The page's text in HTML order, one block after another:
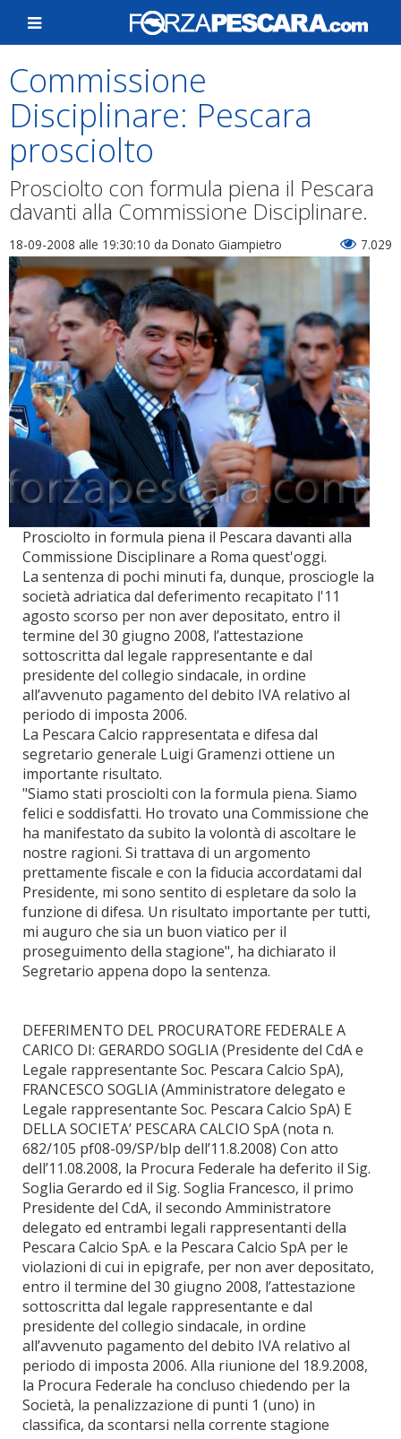
Commissione
Disciplinare: Pescara
prosciolto
Prosciolto con formula piena il Pescara
davanti alla Commissione Disciplinare.
18-09-2008 alle 19:30:10 da Donato Giampietro 7.029
Prosciolto in formula piena il Pescara davanti alla
Commissione Disciplinare a Roma quest'oggi.
La sentenza di pochi minuti fa, dunque, prosciogle la
società adriatica dal deferimento recapitato l'11
agosto scorso per non aver depositato, entro il
termine del 30 giugno 2008, l’attestazione
sottoscritta dal legale rappresentante e dal
presidente del collegio sindacale, in ordine
all’avvenuto pagamento del debito IVA relativo al
periodo di imposta 2006.
La Pescara Calcio rappresentata e difesa dal
segretario generale Luigi Gramenzi ottiene un
importante risultato.
"Siamo stati prosciolti con la formula piena. Siamo
felici e soddisfatti. Ho trovato una Commissione che
ha manifestato da subito la volontà di ascoltare le
nostre ragioni. Si trattava di un argomento
prettamente fiscale e con la fiducia accordatami dal
Presidente, mi sono sentito di espletare da solo la
funzione di difesa. Un risultato importante per tutti,
mi auguro che sia un buon viatico per il
proseguimento della stagione", ha dichiarato il
Segretario appena dopo la sentenza.
DEFERIMENTO DEL PROCURATORE FEDERALE A
CARICO DI: GERARDO SOGLIA (Presidente del CdA e
Legale rappresentante Soc. Pescara Calcio SpA),
FRANCESCO SOGLIA (Amministratore delegato e
Legale rappresentante Soc. Pescara Calcio SpA) E
DELLA SOCIETA’ PESCARA CALCIO SpA (nota n.
682/105 pf08-09/SP/blp dell’11.8.2008) Con atto
dell’11.08.2008, la Procura Federale ha deferito il Sig.
Soglia Gerardo ed il Sig. Soglia Francesco, il primo
Presidente del CdA, il secondo Amministratore
delegato ed entrambi legali rappresentanti della
Pescara Calcio SpA. e la Pescara Calcio SpA per le
violazioni di cui in epigrafe, per non aver depositato,
entro il termine del 30 giugno 2008, l’attestazione
sottoscritta dal legale rappresentante e dal
presidente del collegio sindacale, in ordine
all’avvenuto pagamento del debito IVA relativo al
periodo di imposta 2006. Alla riunione del 18.9.2008,
la Procura Federale ha concluso chiedendo per la
Società, la penalizzazione di punti 1 (uno) in
classifica, da scontarsi nella corrente stagione